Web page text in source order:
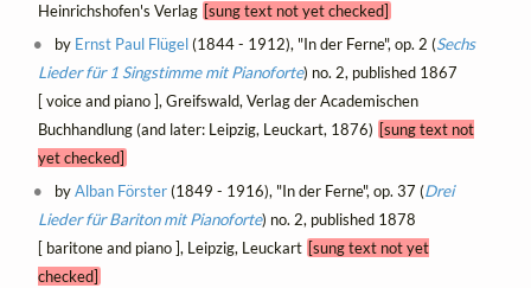
Heinrichshofen's Verlag [sung text not yet checked]
by Ernst Paul Flügel(1844 - 1912), "In der Ferne", op. 2 (Sechs
Lieder für 1 Singstimme mit Pianoforte) no. 2, published 1867
[ voice and piano ], Greifswald, Verlag der Academischen
Buchhandlung (and later: Leipzig, Leuckart, 1876) [sung text not
yet checked]
byAlban Förster(1849 - 1916), "In der Ferne", op. 37 (Drei
Lieder für Bariton mit Pianoforte) no. 2, published 1878
[ baritone and piano ], Leipzig, Leuckart [sung text not yet
checked]